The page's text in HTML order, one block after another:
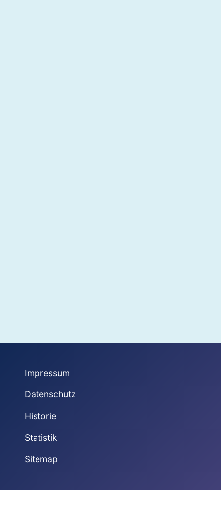
Impressum
Datenschutz
Historie
Statistik
Sitemap